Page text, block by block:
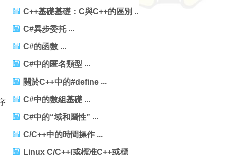
C++基礎基礎：C與C++的區別
C#異步委托
C#的函數
C#中的匿名類型
關於C++中的#define
C#中的數組基礎
C#中的“域和屬性”
C/C++中的時間操作
Linux C/C++(或標准C++或標